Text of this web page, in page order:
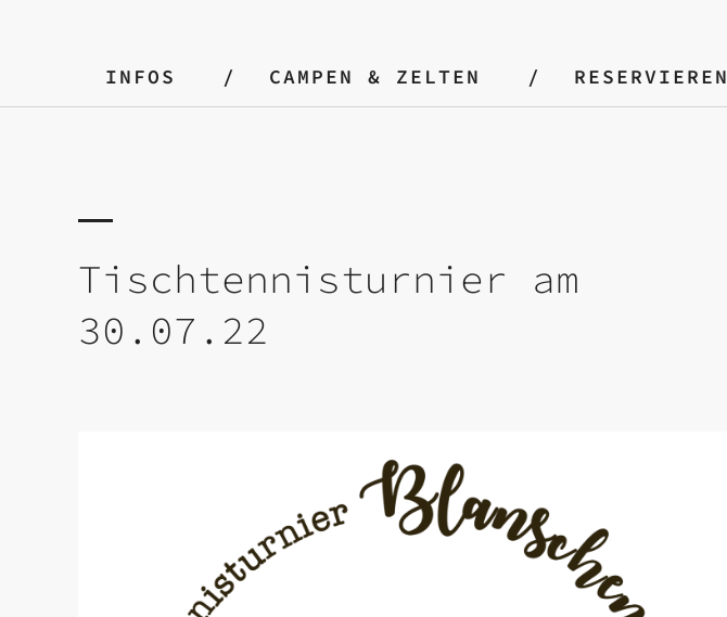
INFOS CAMPEN & ZELTEN RESERVIEREN
Tischtennisturnier am
30.07.22